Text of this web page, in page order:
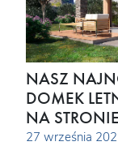
NASZ
DOMEK
NA STRONIE
27 września